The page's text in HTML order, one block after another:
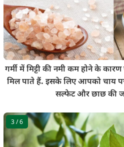
गर्मी में मिट्टी की नमी कम होने के
मिल पाते हैं. इसके लिए आपको चाय
सल्फेट और छाछ की
3/ 6